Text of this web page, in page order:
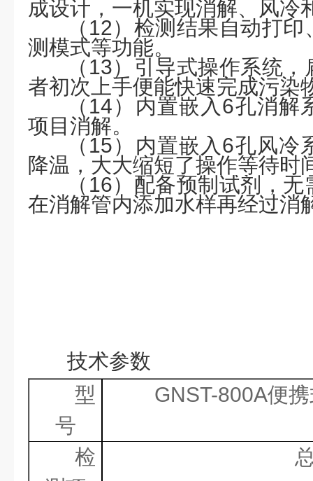
成设计，一机实现消解、风冷
（ 12）检测结果自动打
测模式等功能。
（ 13）引导式操作系统，
者初次上手便能快速完成污染
（ 14）内置嵌入 6孔消解
项目消解。
（ 15）内置嵌入 6孔风冷
降温，大大缩短了操作等待时
（ 16）配备预制试剂，
在消解管内添加水样再经过消
技术参数
型
号
GNST-800A便
检